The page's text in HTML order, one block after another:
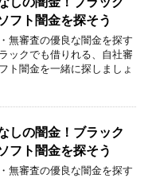
フト闇金を探そう
無審査の優良な闇金を探す
ックでも借りれる、自社審
ト闇金を一緒に探しましょ
しの闇金！ブラック
フト闇金を探そう
無審査の優良な闇金を探す